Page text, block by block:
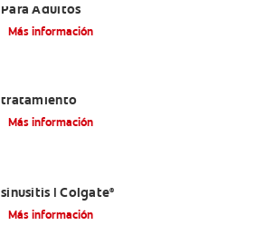
Para Adultos
Más información
tratamiento
Más información
sinusitis | Colgate®
Más información